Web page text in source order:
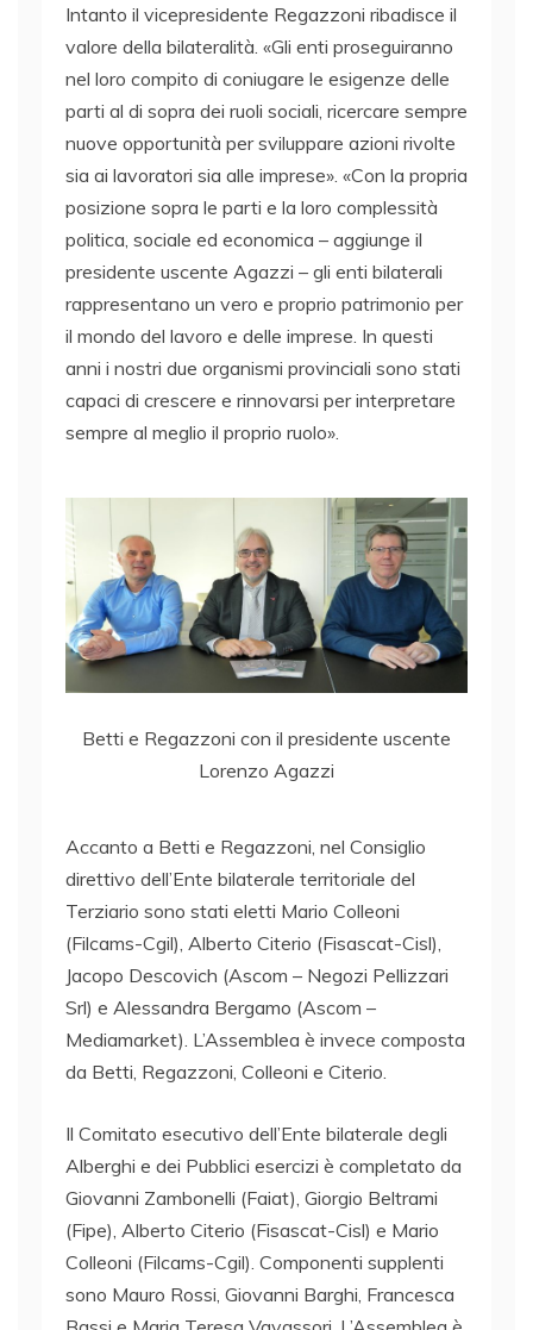
Intanto il vicepresidente Regazzoni ribadisce il
valore della bilateralità. «Gli enti proseguiranno
nel loro compito di coniugare le esigenze delle
parti al di sopra dei ruoli sociali, ricercare sempre
nuove opportunità per sviluppare azioni rivolte
sia ai lavoratori sia alle imprese». «Con la propria
posizione sopra le parti e la loro complessità
politica, sociale ed economica – aggiunge il
presidente uscente Agazzi – gli enti bilaterali
rappresentano un vero e proprio patrimonio per
il mondo del lavoro e delle imprese. In questi
anni i nostri due organismi provinciali sono stati
capaci di crescere e rinnovarsi per interpretare
sempre al meglio il proprio ruolo».
Betti e Regazzoni con il presidente uscente
Lorenzo Agazzi
Accanto a Betti e Regazzoni, nel Consiglio
direttivo dell’Ente bilaterale territoriale del
Terziario sono stati eletti Mario Colleoni
(Filcams-Cgil), Alberto Citerio (Fisascat-Cisl),
Jacopo Descovich (Ascom – Negozi Pellizzari
Srl) e Alessandra Bergamo (Ascom –
Mediamarket). L’Assemblea è invece composta
da Betti, Regazzoni, Colleoni e Citerio.
Il Comitato esecutivo dell’Ente bilaterale degli
Alberghi e dei Pubblici esercizi è completato da
Giovanni Zambonelli (Faiat), Giorgio Beltrami
(Fipe), Alberto Citerio (Fisascat-Cisl) e Mario
Colleoni (Filcams-Cgil). Componenti supplenti
sono Mauro Rossi, Giovanni Barghi, Francesca